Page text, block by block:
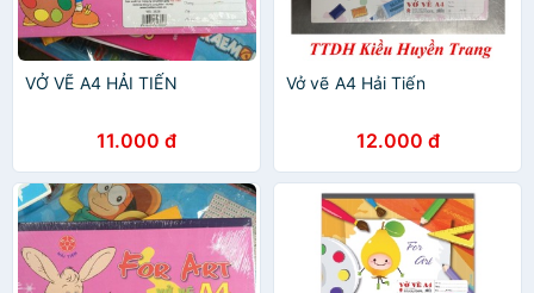
VỞ VẼ A4 HẢI TIẾN
11.000 đ
Vở vẽ A4 Hải Tiến
12.000 đ